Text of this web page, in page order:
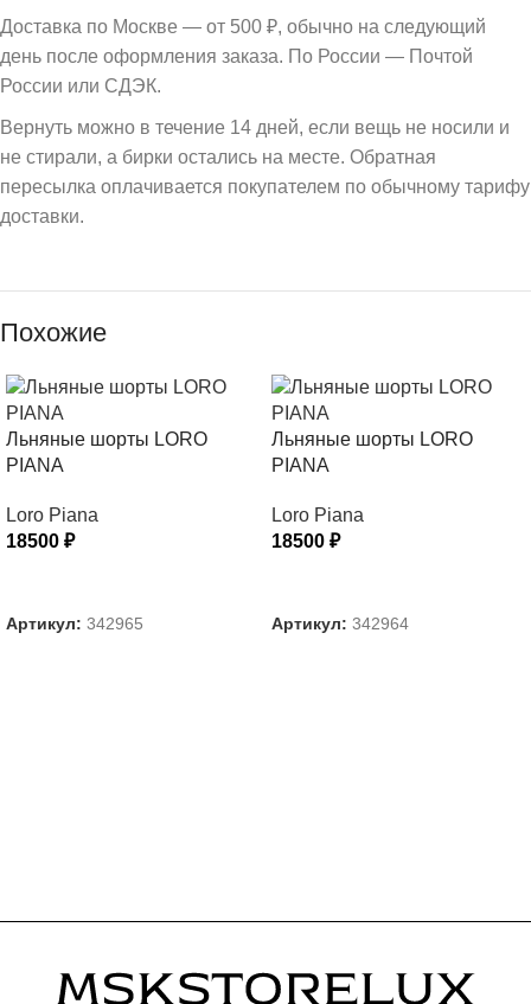
Доставка по Москве — от 500 ₽, обычно на следующий
день после оформления заказа. По России — Почтой
России или СДЭК.
Вернуть можно в течение 14 дней, если вещь не носили и
не стирали, а бирки остались на месте. Обратная
пересылка оплачивается покупателем по обычному тарифу
доставки.
Похожие
Льняные шорты LORO
PIANA
Loro Piana
18500 ₽
Артикул: 342965
Льняные шорты LORO
PIANA
Loro Piana
18500 ₽
Артикул: 342964